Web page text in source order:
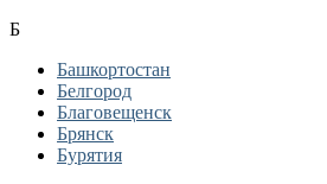
Б
Башкортостан
Белгород
Благовещенск
Брянск
Бурятия